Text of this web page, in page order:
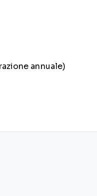
annuale)